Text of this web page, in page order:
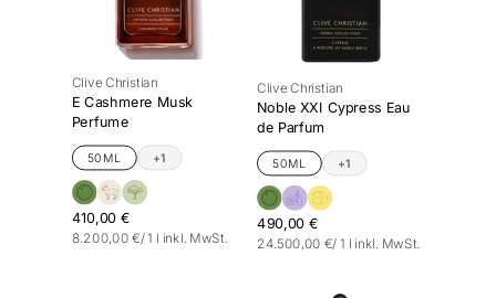
Clive Christian
E Cashmere Musk
Perfume
50ML +1
410,00 €
Stückpreis
8.200,00 €/
pro 1 l inkl. MwSt.
Clive Christian
Noble XXI Cypress Eau
de Parfum
50ML +1
490,00 €
Stückpreis
24.500,00 €/
pro 1 l inkl. MwSt.